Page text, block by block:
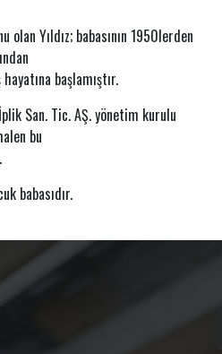
olan Yıldız; babasının 1950lerden
başlamıştır.
San. Tic. AŞ. yönetim kurulu
bu
babasıdır.